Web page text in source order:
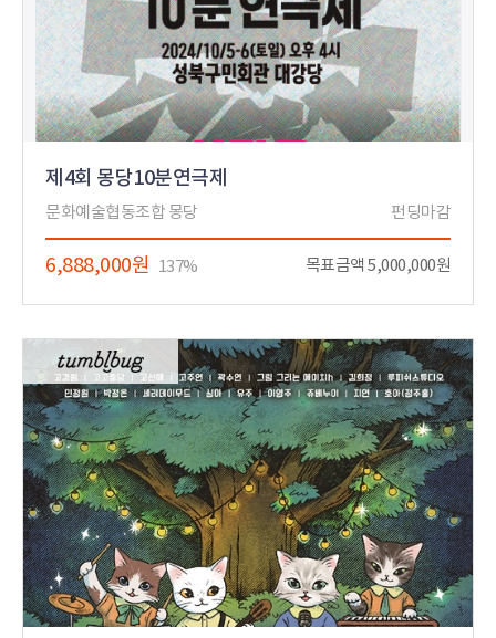
제4회 몽당10분연극제
문화예술협동조합 몽당 펀딩마감
6,888,000원 137% 목표금액 5,000,000원